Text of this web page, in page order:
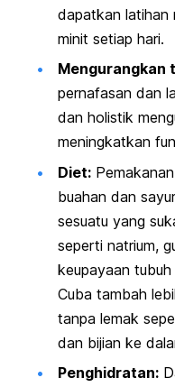
dapatkan latihan
minit setiap hari.
Mengurangkan
pernafasan dan
dan holistik
meningkatkan
Diet:
buahan dan
sesuatu yang
seperti natrium,
keupayaan
Cuba tambah
tanpa lemak
dan bijian ke
Penghidratan: